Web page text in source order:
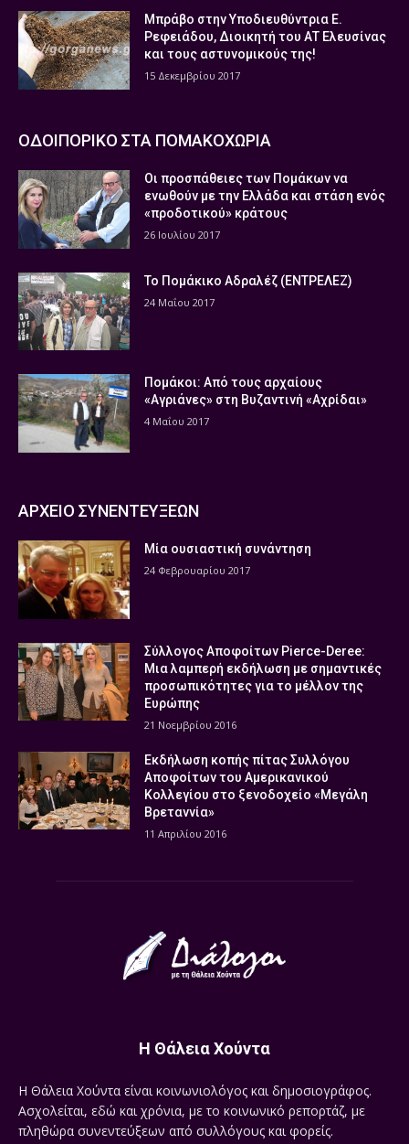
Μπράβο στην Υποδιευθύντρια Ε.
Ρεφειάδου, Διοικητή του ΑΤ Ελευσίνας
και τους αστυνομικούς της!
15 Δεκεμβρίου 2017
ΟΔΟΙΠΟΡΙΚΟ ΣΤΑ ΠΟΜΑΚΟΧΩΡΙΑ
Οι προσπάθειες των Πομάκων να
ενωθούν με την Ελλάδα και στάση ενός
«προδοτικού» κράτους
26 Ιουλίου 2017
Το Πομάκικο Αδραλέζ (ΕΝΤΡΕΛΕΖ)
24 Μαΐου 2017
Πομάκοι: Από τους αρχαίους
«Αγριάνες» στη Βυζαντινή «Αχρίδαι»
4 Μαΐου 2017
ΑΡΧΕΙΟ ΣΥΝΕΝΤΕΥΞΕΩΝ
Μία ουσιαστική συνάντηση
24 Φεβρουαρίου 2017
Σύλλογος Αποφοίτων Pierce-Deree:
Μια λαμπερή εκδήλωση με σημαντικές
προσωπικότητες για το μέλλον της
Ευρώπης
21 Νοεμβρίου 2016
Εκδήλωση κοπής πίτας Συλλόγου
Αποφοίτων του Αμερικανικού
Κολλεγίου στο ξενοδοχείο «Μεγάλη
Βρεταννία»
11 Απριλίου 2016
Η Θάλεια Χούντα
Η Θάλεια Χούντα είναι κοινωνιολόγος και δημοσιογράφος.
Ασχολείται, εδώ και χρόνια, με το κοινωνικό ρεπορτάζ, με
πληθώρα συνεντεύξεων από συλλόγους και φορείς.